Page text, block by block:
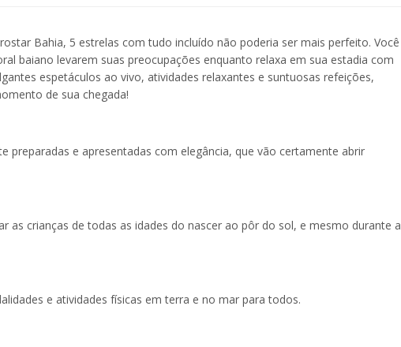
Bahia, 5 estrelas com tudo incluído não poderia ser mais perfeito. Você
baiano levarem suas preocupações enquanto relaxa em sua estadia com
espetáculos ao vivo, atividades relaxantes e suntuosas refeições,
de sua chegada!
preparadas e apresentadas com elegância, que vão certamente abrir
as crianças de todas as idades do nascer ao pôr do sol, e mesmo durante a
e atividades físicas em terra e no mar para todos.